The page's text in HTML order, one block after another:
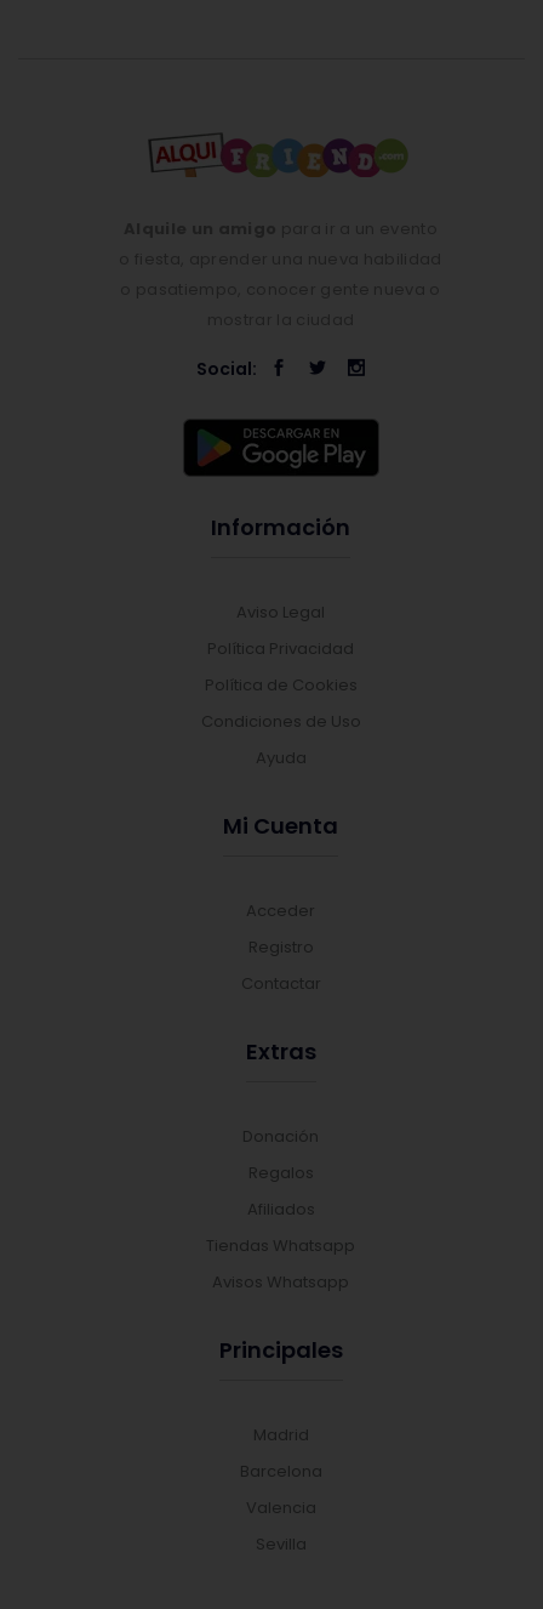
Social:
Información
Aviso Legal
Política Privacidad
Política de Cookies
Condiciones de Uso
Ayuda
Mi Cuenta
Acceder
Registro
Contactar
Extras
Donación
Regalos
Afiliados
Tiendas Whatsapp
Avisos Whatsapp
Principales
Madrid
Barcelona
Valencia
Sevilla